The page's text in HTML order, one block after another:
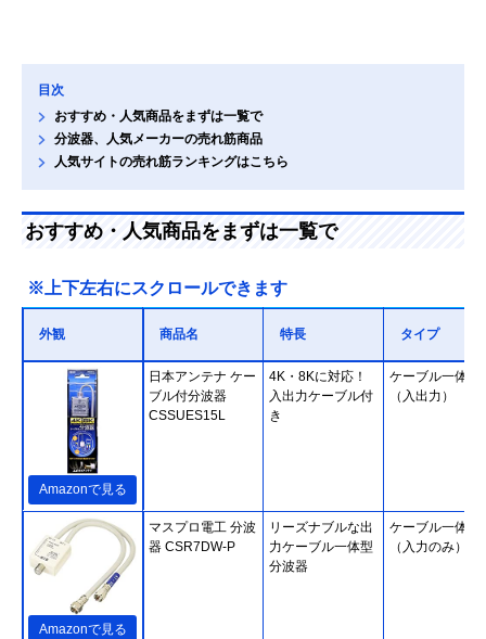
目次
おすすめ・人気商品をまずは一覧で
分波器、人気メーカーの売れ筋商品
人気サイトの売れ筋ランキングはこちら
おすすめ・人気商品をまずは一覧で
※上下左右にスクロールできます
外観 商品名 特長 タイプ
Amazonで見る
日本アンテナ ケー
ブル付分波器
CSSUES15L
4K・8Kに対応！
入出力ケーブル付
き
ケーブル一体型
（入出力）
Amazonで見る
マスプロ電工 分波
器 CSR7DW-P
リーズナブルな出
力ケーブル一体型
分波器
ケーブル一体型
（入力のみ）